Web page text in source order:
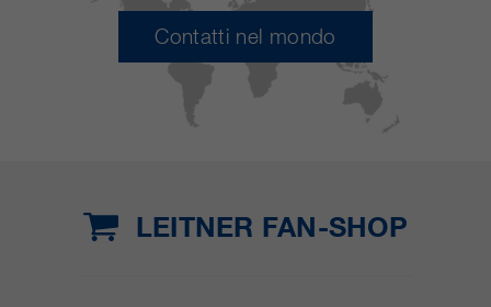
Contatti nel mondo
LEITNER FAN-SHOP